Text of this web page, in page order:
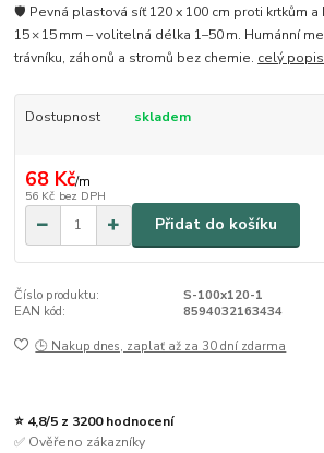
🛡️ Pevná plastová síť 120 x 100 cm proti krtkům a
15 × 15 mm – volitelná délka 1–50 m. Humánní
trávníku, záhonů a stromů bez chemie. celý popis
Dostupnost skladem
68 Kč/m
56 Kč bez DPH
Přidat do košíku
Číslo produktu:
S-100x120-1
EAN kód:
8594032163434
🕒 Nakup dnes, zaplať až za 30 dní zdarma
⭐ 4,8/5 z 3200 hodnocení
✅ Ověřeno zákazníky